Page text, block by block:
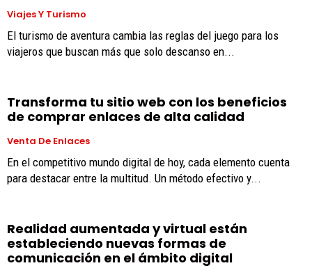
Viajes Y Turismo
El turismo de aventura cambia las reglas del juego para los
viajeros que buscan más que solo descanso en...
Transforma tu sitio web con los beneficios
de comprar enlaces de alta calidad
Venta De Enlaces
En el competitivo mundo digital de hoy, cada elemento cuenta
para destacar entre la multitud. Un método efectivo y...
Realidad aumentada y virtual están
estableciendo nuevas formas de
comunicación en el ámbito digital